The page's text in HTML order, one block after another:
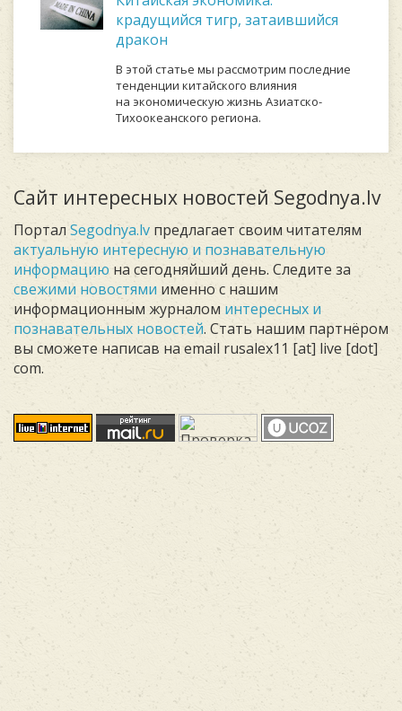
крадущийся тигр, затаившийся
дракон
В этой статье мы рассмотрим последние
тенденции китайского влияния
на экономическую жизнь Азиатско-
Тихоокеанского региона.
Сайт интересных новостей Segodnya.lv
Портал Segodnya.lv предлагает своим читателям
актуальную интересную и познавательную
информацию на сегодняйший день. Следите за
свежими новостями именно с нашим
информационным журналом интересных и
познавательных новостей. Стать нашим партнёром
вы сможете написав на email rusalex11 [at] live [dot]
com.